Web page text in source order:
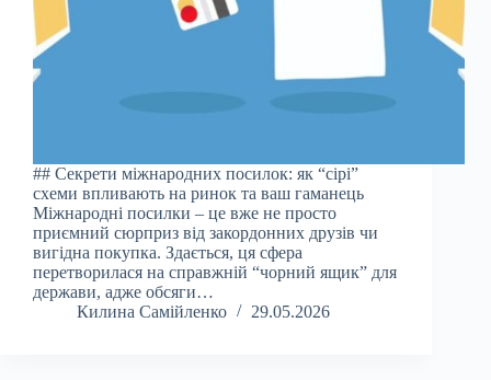
## Секрети міжнародних посилок: як “сірі”
схеми впливають на ринок та ваш гаманець
Міжнародні посилки – це вже не просто
приємний сюрприз від закордонних друзів чи
вигідна покупка. Здається, ця сфера
перетворилася на справжній “чорний ящик” для
держави, адже обсяги…
Килина Самійленко
29.05.2026